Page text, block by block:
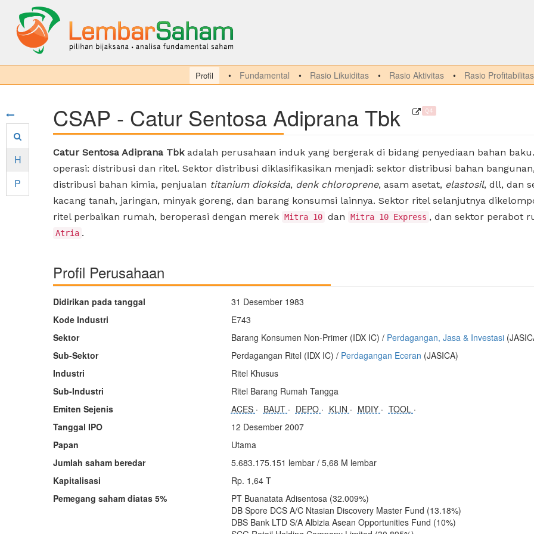
Profil Fundamental Rasio Likuiditas Rasio Aktivitas Rasio Profitabilitas
H
P
CSAP - Catur Sentosa Adiprana Tbk Q4
Catur Sentosa Adiprana Tbkadalah perusahaan induk yang bergerak di bidang penyediaan bahan
operasi: distribusi dan ritel. Sektor distribusi diklasifikasikan menjadi: sektor distribusi bahan
distribusi bahan kimia, penjualan titanium dioksida, denk chloroprene, asam asetat, elastosil, dll, dan
kacang tanah, jaringan, minyak goreng, dan barang konsumsi lainnya. Sektor ritel selanjutnya
ritel perbaikan rumah, beroperasi dengan merek Mitra 10 dan Mitra 10 Express , dan sektor perabot
Atria .
Profil Perusahaan
Didirikan pada tanggal
31 Desember 1983
Kode Industri
E743
Sektor
Barang Konsumen Non-Primer (IDX IC) / Perdagangan, Jasa & Investasi
Sub-Sektor
Perdagangan Ritel (IDX IC) / Perdagangan Eceran (JASICA)
Industri
Ritel Khusus
Sub-Industri
Ritel Barang Rumah Tangga
Emiten Sejenis
ACES BAUT DEPO KLIN MDIY
TOOL
Tanggal IPO
12 Desember 2007
Papan
Utama
Jumlah saham beredar
5.683.175.151 lembar / 5,68 M lembar
Kapitalisasi
Rp. 1,64 T
Pemegang saham diatas 5%
PT Buanatata Adisentosa (32.009%)
DB Spore DCS A/C Ntasian Discovery Master Fund (13.18%)
DBS Bank LTD S/A Albizia Asean Opportunities Fund (10%)